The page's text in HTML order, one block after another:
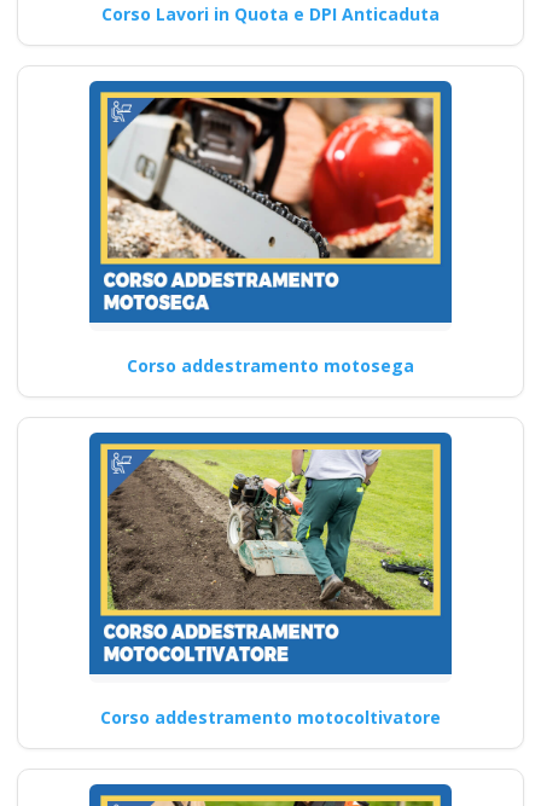
Corso Lavori in Quota e DPI Anticaduta
Corso addestramento motosega
Corso addestramento motocoltivatore